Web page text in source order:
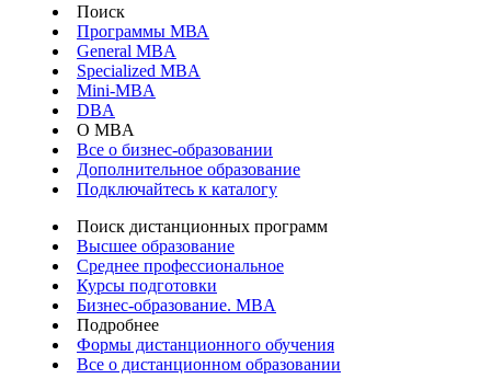
Поиск
Программы МВА
General MBA
Specialized MBA
Mini-MBA
DBA
О MBA
Все о бизнес-образовании
Дополнительное образование
Подключайтесь к каталогу
Поиск дистанционных программ
Высшее образование
Среднее профессиональное
Курсы подготовки
Бизнес-образование. MBA
Подробнее
Формы дистанционного обучения
Все о дистанционном образовании